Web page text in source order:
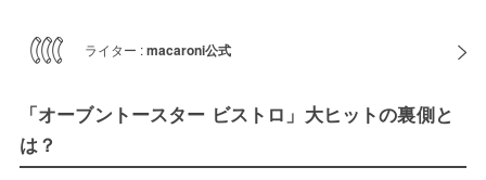
ライター :macaroni公式
「オーブントースター ビストロ」⼤ヒットの裏側と
は？